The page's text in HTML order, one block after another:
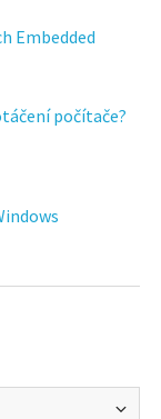
Embedded
počítače?